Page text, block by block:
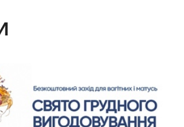
терапії
допомога